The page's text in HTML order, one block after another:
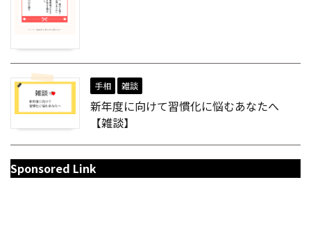
手相 雑談
新年度に向けて習慣化に悩むあなたへ
【雑談】
Sponsored Link